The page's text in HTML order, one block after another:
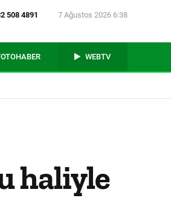
508 4891 7 Ağustos 2026 6:38
WEBTV
haliyle